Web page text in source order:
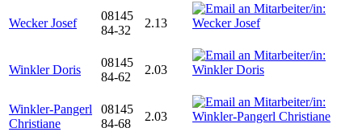
Wecker Josef
08145
84-32
2.13
Winkler Doris
08145
84-62
2.03
Winkler-Pangerl
Christiane
08145
84-68
2.03